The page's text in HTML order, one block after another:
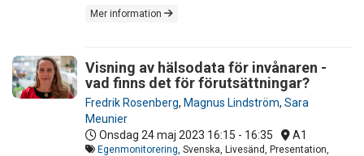
Mer information
Visning av hälsodata för invånaren -
vad finns det för förutsättningar?
Fredrik Rosenberg, Magnus Lindström, Sara
Meunier
Onsdag 24 maj 2023 16:15 - 16:35 A1
Egenmonitorering , Svenska, Livesänd, Presentation,